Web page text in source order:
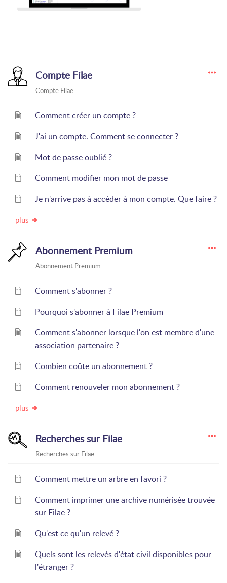
Compte Filae
Compte Filae
Comment créer un compte ?
J'ai un compte. Comment se connecter ?
Mot de passe oublié ?
Comment modifier mon mot de passe
Je n'arrive pas à accéder à mon compte. Que faire ?
plus
Abonnement Premium
Abonnement Premium
Comment s'abonner ?
Pourquoi s'abonner à Filae Premium
Comment s'abonner lorsque l'on est membre d'une
association partenaire ?
Combien coûte un abonnement ?
Comment renouveler mon abonnement ?
plus
Recherches sur Filae
Recherches sur Filae
Comment mettre un arbre en favori ?
Comment imprimer une archive numérisée trouvée
sur Filae ?
Qu'est ce qu'un relevé ?
Quels sont les relevés d'état civil disponibles pour
l'étranger ?